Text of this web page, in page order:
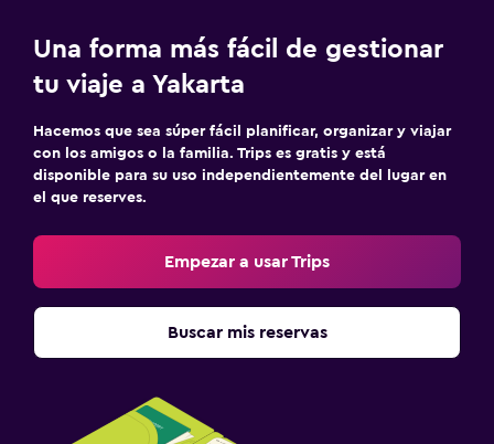
Una forma más fácil de gestionar
tu viaje a Yakarta
Hacemos que sea súper fácil planificar, organizar y viajar
con los amigos o la familia. Trips es gratis y está
disponible para su uso independientemente del lugar en
el que reserves.
Empezar a usar Trips
Buscar mis reservas